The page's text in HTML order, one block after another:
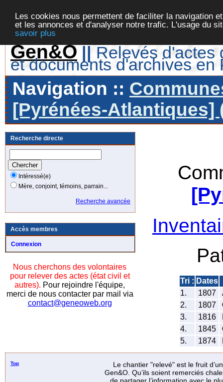
Les cookies nous permettent de faciliter la navigation
et les annonces et d'analyser notre trafic. L'usage du
savoir plus
Gen&O || Relevés d'actes
et documents d'archives en
Navigation ::
[Pyrénées-Atlantiques]
Recherche directe
Intéressé(e)
Mère, conjoint, témoins, parrain...
Recherche avancée
Accès membres
Connexion
Nous cherchons des volontaires
pour relever des actes (état civil et
autres). Pour rejoindre l'équipe,
merci de nous contacter par mail via
contact@geneoweb.org
Tri : Dates
1.
1807
2.
1807
3.
1816
4.
1845
5.
1874
Top
Le chantier "relevé" est le fruit
Gen&O. Qu’ils soient remerciés
de partager l’information avec le